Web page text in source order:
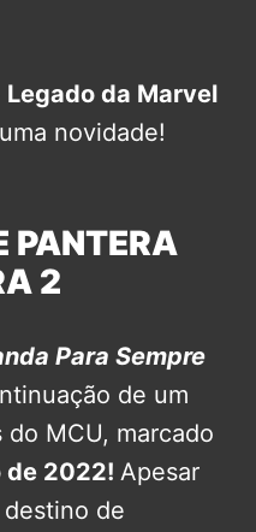
Legado da Marvel
novidade!
PANTERA
2
Para Sempre
de um
MCU, marcado
de 2022! Apesar
de